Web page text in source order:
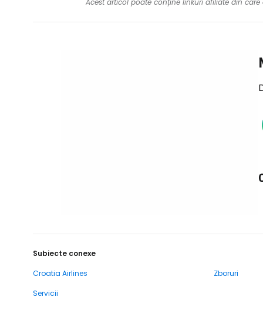
Acest articol poate conține linkuri afiliate din
Subiecte conexe
Croatia Airlines
Zboruri
Servicii